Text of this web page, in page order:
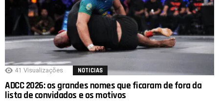
41 Visualizações NOTICIAS
ADCC 2026: os grandes nomes que ficaram de fora da
lista de convidados e os motivos